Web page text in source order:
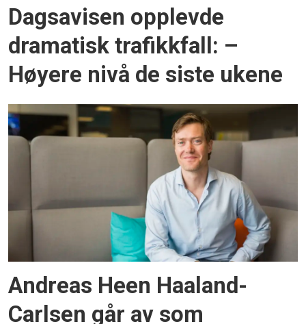
Dagsavisen opplevde
dramatisk trafikkfall: –
Høyere nivå de siste ukene
Andreas Heen Haaland-
Carlsen går av som